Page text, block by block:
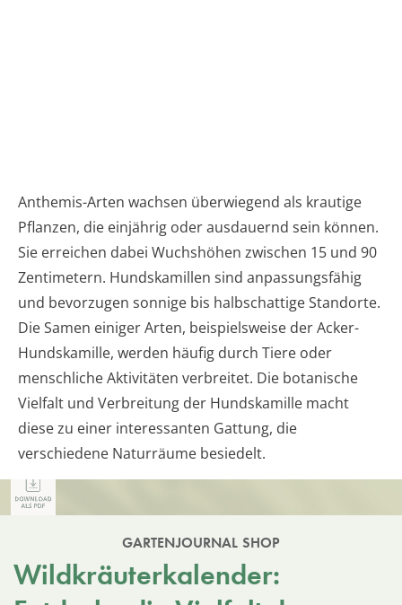
Anthemis-Arten wachsen überwiegend als krautige
Pflanzen, die einjährig oder ausdauernd sein können.
Sie erreichen dabei Wuchshöhen zwischen 15 und 90
Zentimetern. Hundskamillen sind anpassungsfähig
und bevorzugen sonnige bis halbschattige Standorte.
Die Samen einiger Arten, beispielsweise der Acker-
Hundskamille, werden häufig durch Tiere oder
menschliche Aktivitäten verbreitet. Die botanische
Vielfalt und Verbreitung der Hundskamille macht
diese zu einer interessanten Gattung, die
verschiedene Naturräume besiedelt.
GARTENJOURNAL SHOP
Wildkräuterkalender: